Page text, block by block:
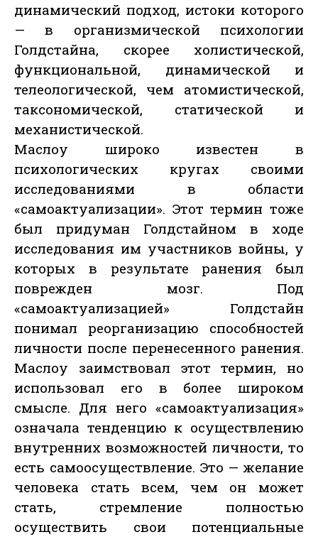
динамический подход, истоки которого
— в организмической психологии
Голдстайна, скорее холистической,
функциональной, динамической и
телеологической, чем атомистической,
таксономической, статической и
механистической.
Маслоу широко известен в
психологических кругах своими
исследованиями в области
«самоактуализации». Этот термин тоже
был придуман Голдстайном в ходе
исследования им участников войны, у
которых в результате ранения был
поврежден мозг. Под
«самоактуализацией» Голдстайн
понимал реорганизацию способностей
личности после перенесенного ранения.
Маслоу заимствовал этот термин, но
использовал его в более широком
смысле. Для него «самоактуализация»
означала тенденцию к осуществлению
внутренних возможностей личности, то
есть самоосуществление. Это — желание
человека стать всем, чем он может
стать, стремление полностью
осуществить свои потенциальные